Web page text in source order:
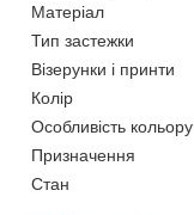
Матеріал
Тип застежки
Візерунки і принти
Колір
Особливість кольору
Призначення
Стан